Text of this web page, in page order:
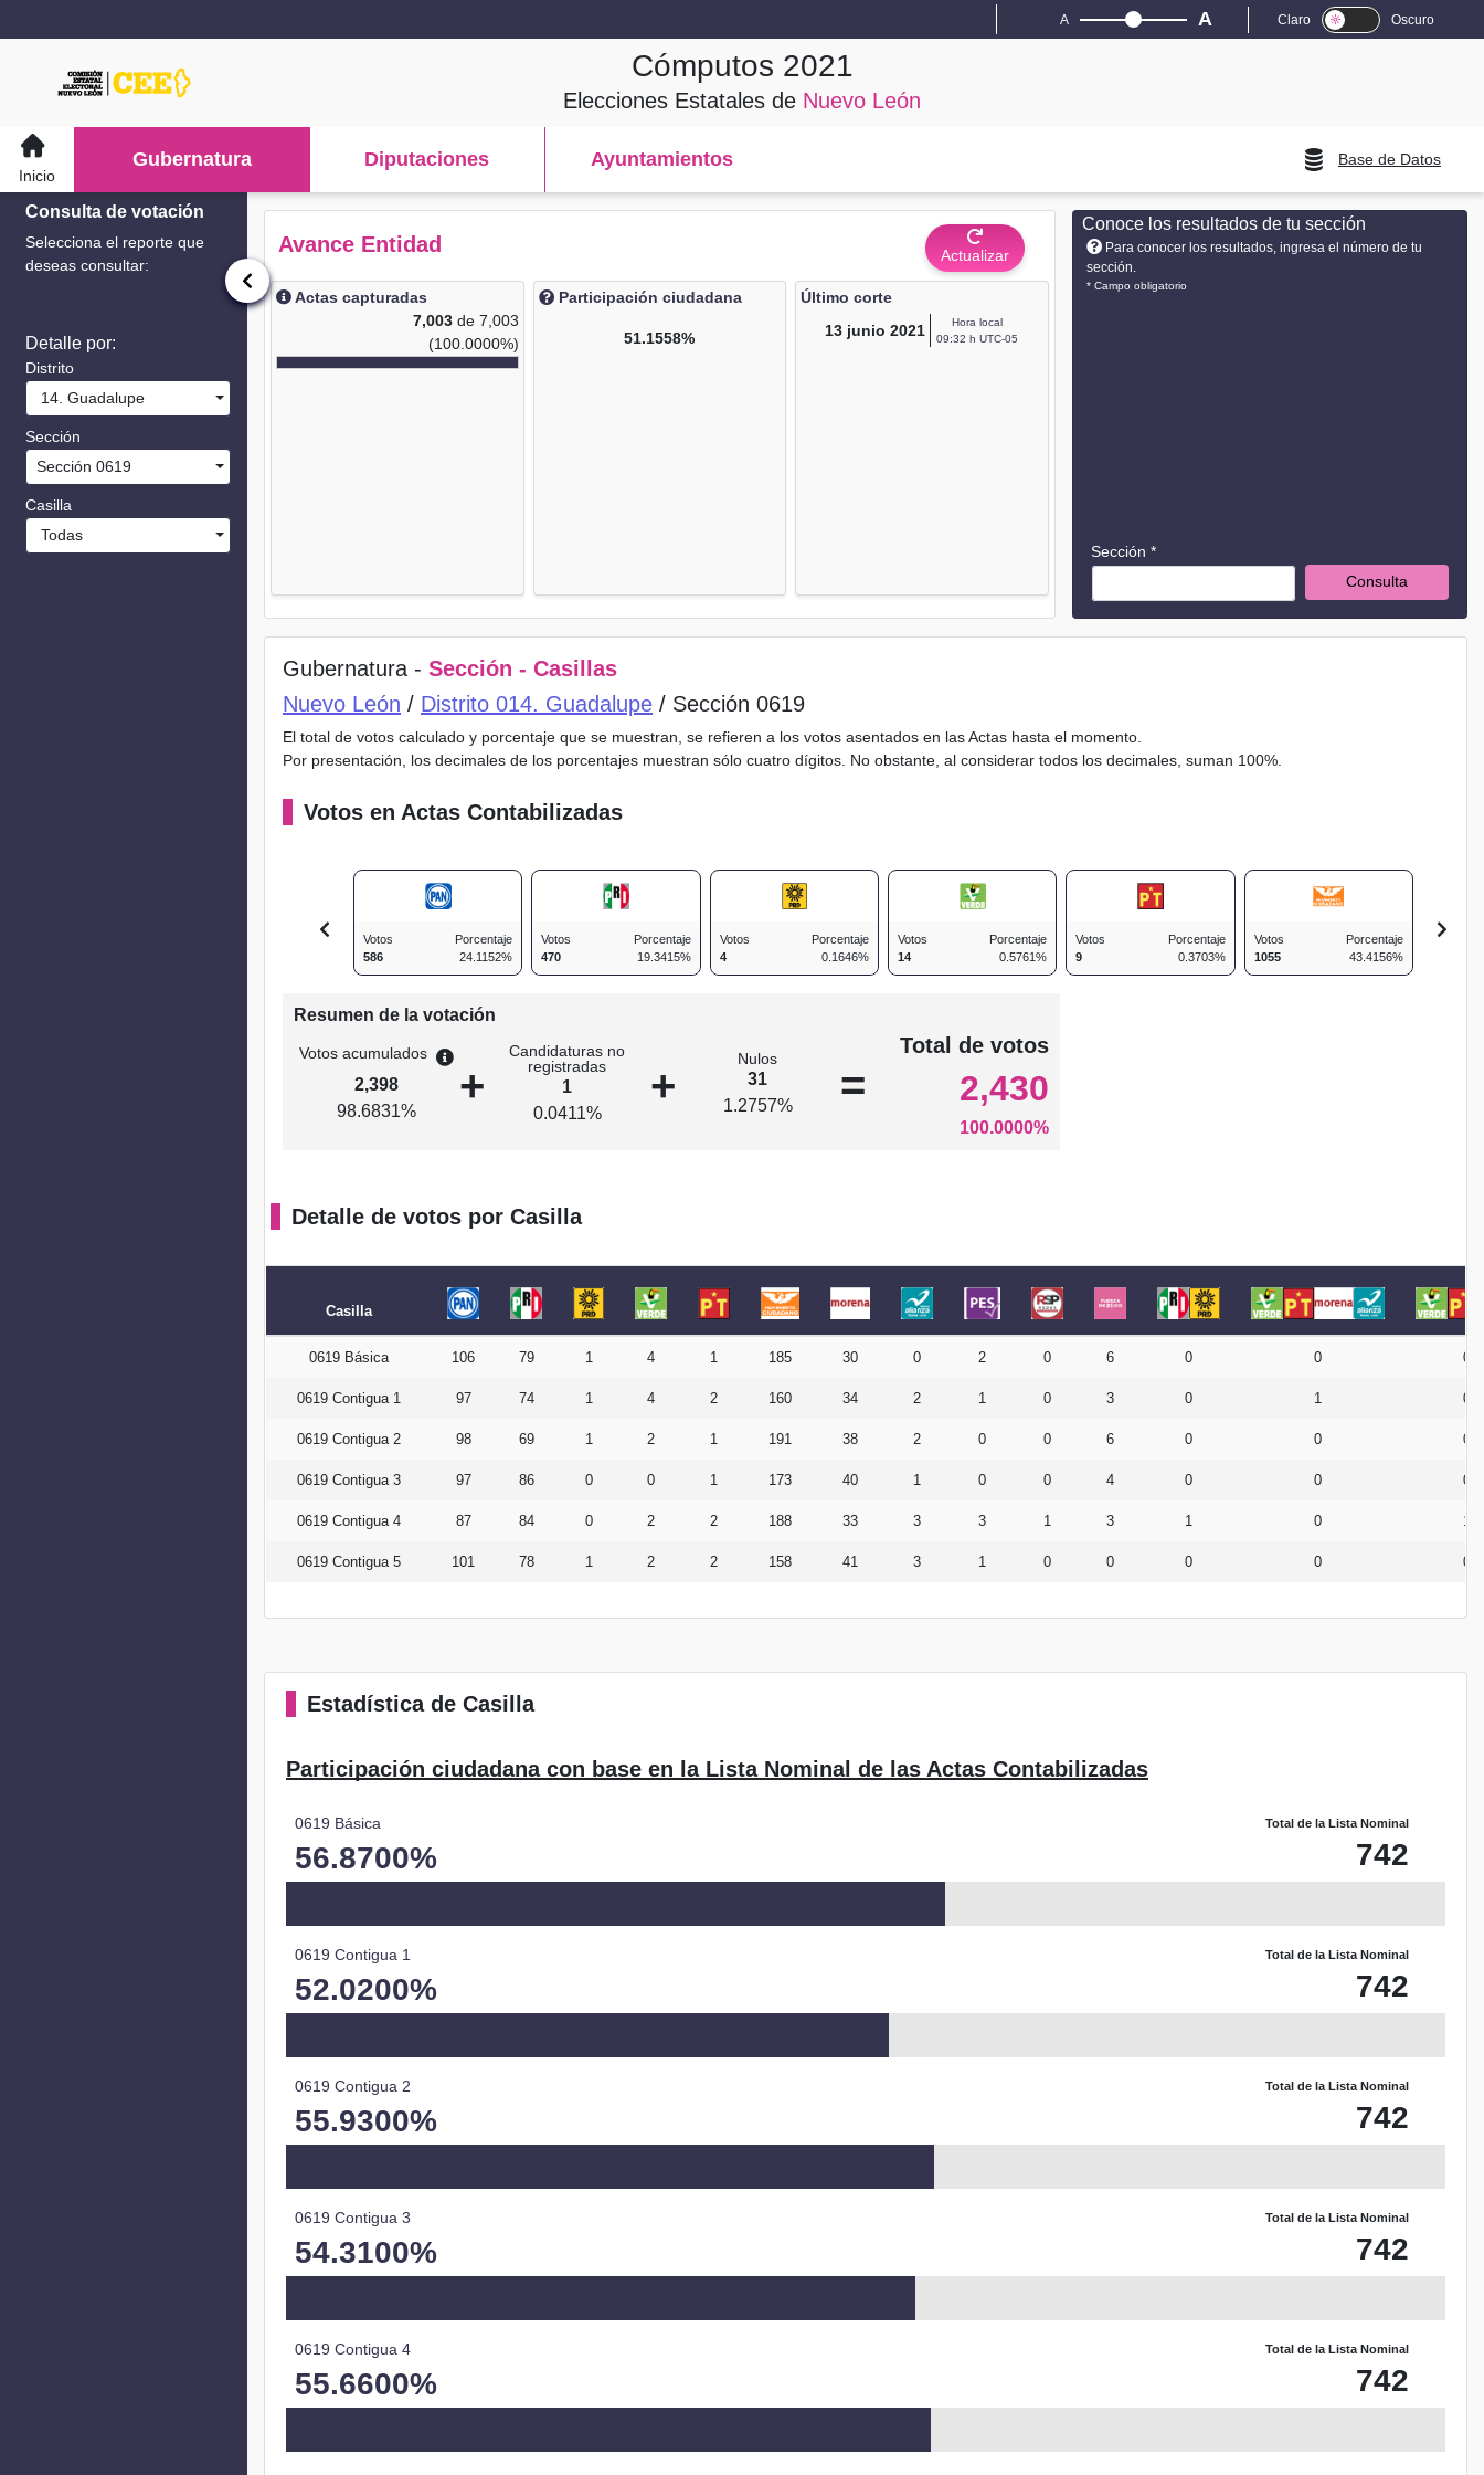
A A Claro Oscuro
Cómputos 2021
Elecciones Estatales de Nuevo León
Inicio
Gubernatura Diputaciones Ayuntamientos Base de Datos
Consulta de votación
Selecciona el reporte que
deseas consultar:
Detalle por:
Distrito
14. Guadalupe
Sección
Sección 0619
Casilla
Todas
Avance Entidad Actualizar
Actas capturadas
7,003 de 7,003
(100.0000%)
Participación ciudadana
51.1558%
Último corte
13 junio 2021
Hora local
09:32 h UTC-05
Conoce los resultados de tu sección
Para conocer los resultados, ingresa el número de tu
sección.
* Campo obligatorio
Sección *
Consulta
Gubernatura - Sección - Casillas
Nuevo León / Distrito 014. Guadalupe / Sección 0619
El total de votos calculado y porcentaje que se muestran, se refieren a los votos asentados en las Actas hasta el momento.
Por presentación, los decimales de los porcentajes muestran sólo cuatro dígitos. No obstante, al considerar todos los decimales, suman 100%.
Votos en Actas Contabilizadas
Votos
586
Porcentaje
24.1152%
Votos
470
Porcentaje
19.3415%
Votos
4
Porcentaje
0.1646%
Votos
14
Porcentaje
0.5761%
Votos
9
Porcentaje
0.3703%
Votos
1055
Porcentaje
43.4156%
Votos
Resumen de la votación
Votos acumulados
2,398
98.6831%
+
Candidaturas no
registradas
1
0.0411%
+
Nulos
31
1.2757%
=
Total de votos
2,430
100.0000%
Detalle de votos por Casilla
Casilla
0619 Básica 106 79 1 4 1 185 30 0 2 0 6 0 0 0
0619 Contigua 1 97 74 1 4 2 160 34 2 1 0 3 0 1 0
0619 Contigua 2 98 69 1 2 1 191 38 2 0 0 6 0 0 0
0619 Contigua 3 97 86 0 0 1 173 40 1 0 0 4 0 0 0
0619 Contigua 4 87 84 0 2 2 188 33 3 3 1 3 1 0 1
0619 Contigua 5 101 78 1 2 2 158 41 3 1 0 0 0 0 0
Estadística de Casilla
Participación ciudadana con base en la Lista Nominal de las Actas Contabilizadas
0619 Básica
56.8700%
Total de la Lista Nominal
742
0619 Contigua 1
52.0200%
Total de la Lista Nominal
742
0619 Contigua 2
55.9300%
Total de la Lista Nominal
742
0619 Contigua 3
54.3100%
Total de la Lista Nominal
742
0619 Contigua 4
55.6600%
Total de la Lista Nominal
742